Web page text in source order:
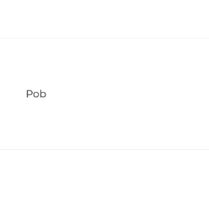
Pob